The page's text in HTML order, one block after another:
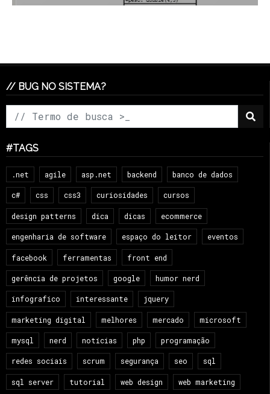
// BUG NO SISTEMA?
#TAGS
.net agile asp.net backend banco de dados
c# css css3 curiosidades cursos
design patterns dica dicas ecommerce
engenharia de software espaço do leitor eventos
facebook ferramentas front end
gerência de projetos google humor nerd
infografico interessante jquery
marketing digital melhores mercado microsoft
mysql nerd notícias php programação
redes sociais scrum segurança seo sql
sql server tutorial web design web marketing